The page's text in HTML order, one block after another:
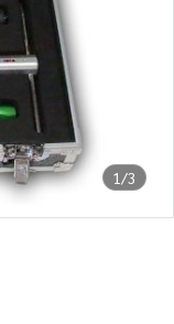
1/3